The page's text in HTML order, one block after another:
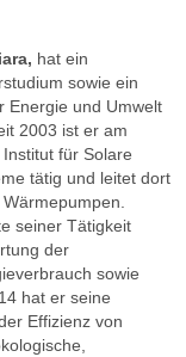
hat ein
sowie ein
Energie und Umwelt
2003 ist er am
für Solare
tätig und leitet dort
seiner Tätigkeit
der
sowie
hat er seine
Effizienz von